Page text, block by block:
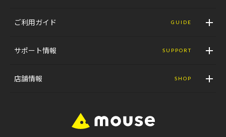
ご利用ガイド GUIDE
サポート情報 SUPPORT
店舗情報 SHOP